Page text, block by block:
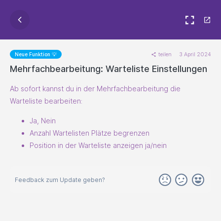
Neue Funktion 💡 teilen 3 April 2024
Mehrfachbearbeitung: Warteliste Einstellungen
Ab sofort kannst du in der Mehrfachbearbeitung die
Warteliste bearbeiten:
Ja, Nein
Anzahl Wartelisten Plätze begrenzen
Position in der Warteliste anzeigen ja/nein
Feedback zum Update geben?